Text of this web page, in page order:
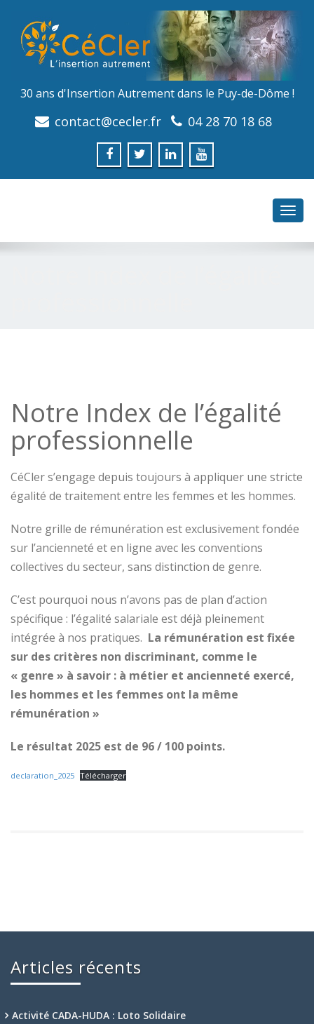
30 ans d'Insertion Autrement dans le Puy-de-Dôme !
contact@cecler.fr 04 28 70 18 68
Notre Index de l’égalité
professionnelle
CéCler s’engage depuis toujours à appliquer une stricte
égalité de traitement entre les femmes et les hommes.
Notre grille de rémunération est exclusivement fondée
sur l’ancienneté et en ligne avec les conventions
collectives du secteur, sans distinction de genre.
C’est pourquoi nous n’avons pas de plan d’action
spécifique : l’égalité salariale est déjà pleinement
intégrée à nos pratiques. La rémunération est fixée
sur des critères non discriminant, comme le
« genre » à savoir : à métier et ancienneté exercé,
les hommes et les femmes ont la même
rémunération »
Le résultat 2025 est de 96 / 100 points.
declaration_2025 Télécharger
Articles récents
Activité CADA-HUDA : Loto Solidaire